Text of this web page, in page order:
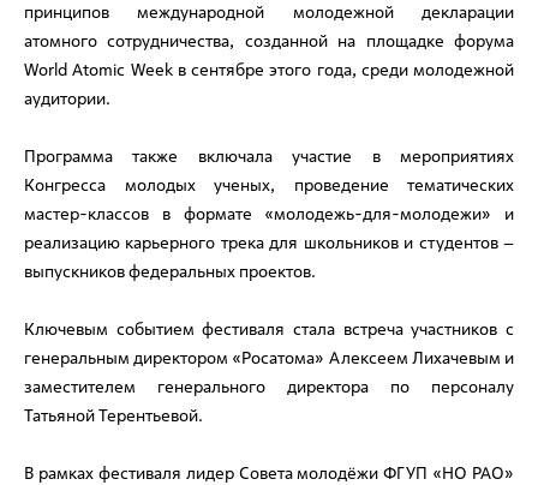
принципов международной молодежной декларации
атомного сотрудничества, созданной на площадке форума
World Atomic Week в сентябре этого года, среди молодежной
аудитории.
Программа также включала участие в мероприятиях
Конгресса молодых ученых, проведение тематических
мастер-классов в формате «молодежь-для-молодежи» и
реализацию карьерного трека для школьников и студентов –
выпускников федеральных проектов.
Ключевым событием фестиваля стала встреча участников с
генеральным директором «Росатома» Алексеем Лихачевым и
заместителем генерального директора по персоналу
Татьяной Терентьевой.
В рамках фестиваля лидер Совета молодёжи ФГУП «НО РАО»